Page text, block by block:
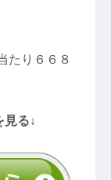
たり６６８
見る↓